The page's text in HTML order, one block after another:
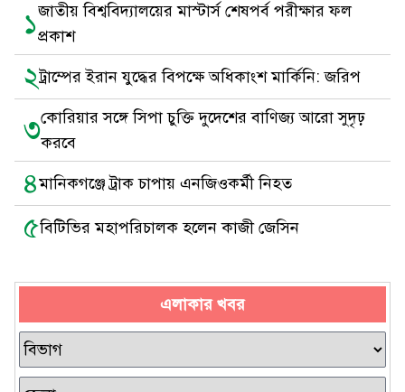
১জাতীয় বিশ্ববিদ্যালয়ের মাস্টার্স শেষপর্ব পরীক্ষার ফল
প্রকাশ
২ট্রাম্পের ইরান যুদ্ধের বিপক্ষে অধিকাংশ মার্কিনি: জরিপ
৩কোরিয়ার সঙ্গে সিপা চুক্তি দুদেশের বাণিজ্য আরো সুদৃঢ়
করবে
৪মানিকগঞ্জে ট্রাক চাপায় এনজিওকর্মী নিহত
৫বিটিভির মহাপরিচালক হলেন কাজী জেসিন
এলাকার খবর